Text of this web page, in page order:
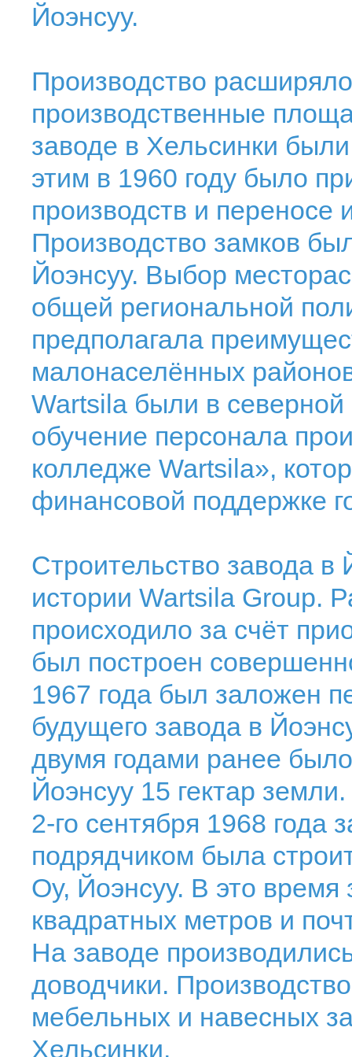
Йоэнсуу.
Производство
производственные
заводе в Хельсинки
этим в 1960 году было
производств и переносе
Производство замков
Йоэнсуу. Выбор
общей региональной
предполагала
малонаселённых
Wartsila были в
обучение персонала
колледже Wartsila»,
финансовой поддержке
Строительство завода в
истории Wartsila Group.
происходило за счёт
был построен
1967 года был заложен
будущего завода в
двумя годами ранее
Йоэнсуу 15 гектар земли.
2-го сентября 1968 года
подрядчиком была
Oy, Йоэнсуу. В это
квадратных метров и
На заводе
доводчики.
мебельных и навесных
Хельсинки.